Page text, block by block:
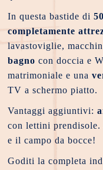
In questa bastide di
completamente
lavastoviglie,
bagno con doccia e
matrimoniale e una
TV a schermo piatto.
Vantaggi aggiuntivi:
con lettini prendisole.
e il campo da bocce!
Goditi la completa